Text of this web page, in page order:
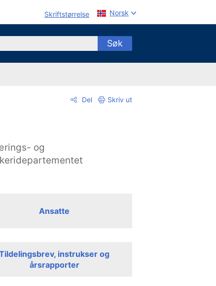
Skriftstørrelse Norsk
Søk
Del Skriv ut
og
Ansatte
instrukser og
årsrapporter